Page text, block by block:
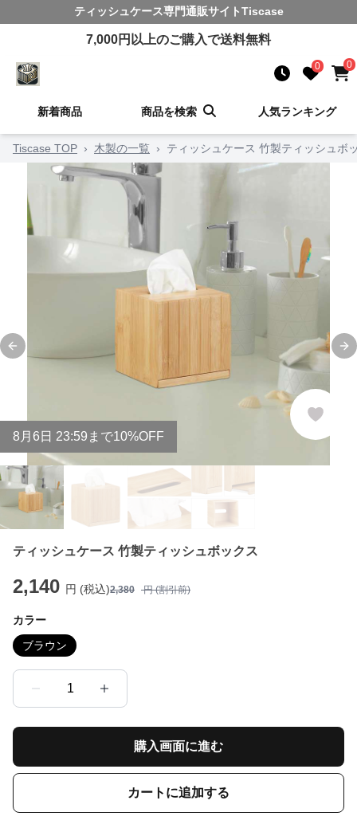
ティッシュケース専門通販サイトTiscase
7,000円以上のご購入で送料無料
0 0
新着商品 商品を検索 人気ランキング
Tiscase TOP › 木製の一覧 › ティッシュケース 竹製ティッシュボ
Previous slide
8 月 6 日 23:59まで10%OFF
ティッシュケース 竹製ティッシュボックス
2,140 円 (税込)2,380 円 (割引前)
カラー
ブラウン
1
購入画面に進む
カートに追加する